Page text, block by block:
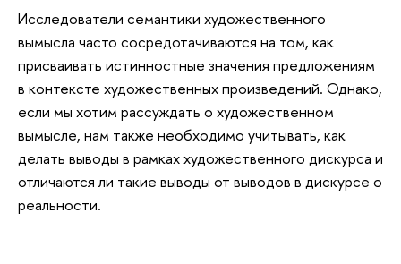
Исследователи семантики художественного
вымысла часто сосредотачиваются на том, как
присваивать истинностные значения предложениям
в контексте художественных произведений. Однако,
если мы хотим рассуждать о художественном
вымысле, нам также необходимо учитывать, как
делать выводы в рамках художественного дискурса и
отличаются ли такие выводы от выводов в дискурсе о
реальности.